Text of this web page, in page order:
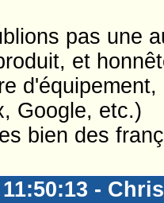
pas une
et
Google, etc.)
bien des
11:50:13 -